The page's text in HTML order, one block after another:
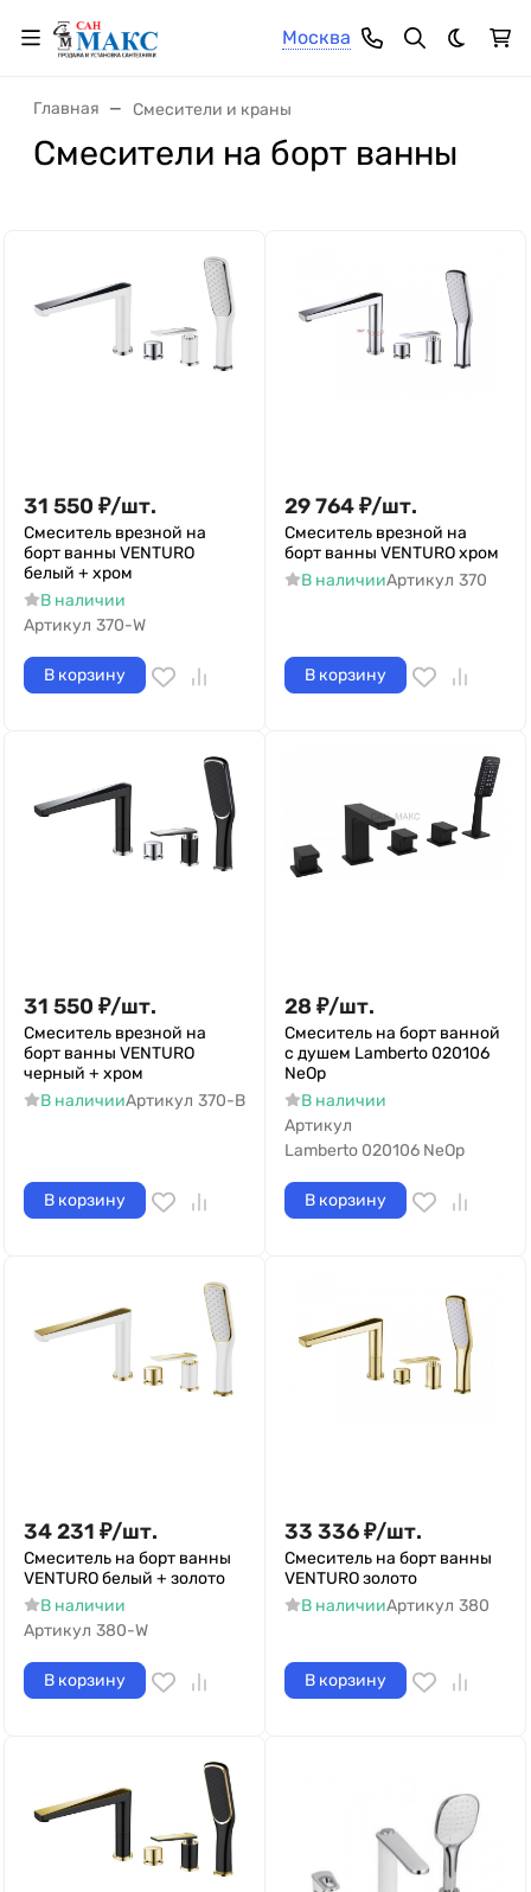
Москва
Темная
Главная Смесители и краны
Смесители на борт ванны
31 550 ₽/шт.
Смеситель врезной на
борт ванны VENTURO
белый + хром
В наличии
Артикул 370-W
В корзину
29 764₽/шт.
Смеситель врезной на
борт ванны VENTURO хром
В наличииАртикул 370
В корзину
31 550 ₽/шт.
Смеситель врезной на
борт ванны VENTURO
черный + хром
В наличииАртикул 370-B
В корзину
28 ₽/шт.
Смеситель на борт ванной
с душем Lamberto 020106
NeOp
В наличии
Артикул
Lamberto 020106 NeOp
В корзину
34 231 ₽/шт.
Смеситель на борт ванны
VENTURO белый + золото
В наличии
Артикул 380-W
В корзину
33 336₽/шт.
Смеситель на борт ванны
VENTURO золото
В наличииАртикул 380
В корзину